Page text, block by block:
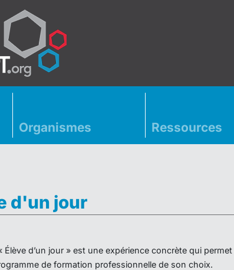
Organismes Ressources
d'un jour
Élève d’un jour » est une expérience concrète qui
de formation professionnelle de son choix.